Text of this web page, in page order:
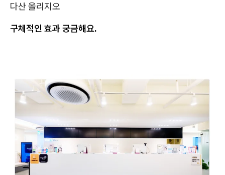
다산 올리지오
구체적인 효과 궁금해요.